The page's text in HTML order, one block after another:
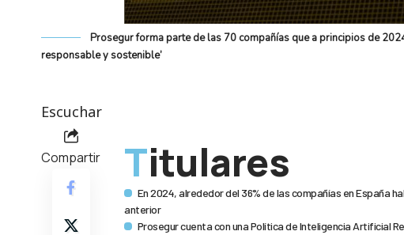
Prosegur forma parte de las 70 compañías que a principios de
responsable y sostenible’
Escuchar
Compartir Titulares
En 2024, alrededor del 36% de las compañías en España
anterior
Prosegur cuenta con una Política de Inteligencia Artificial